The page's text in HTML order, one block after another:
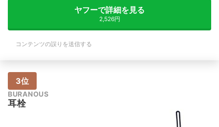
ヤフーで詳細を見る
2,526円
コンテンツの誤りを送信する
3位
BURANOUS
耳栓